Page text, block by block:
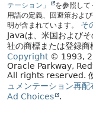
テーション」
を参照して
用語の定義、回避策およ
明が含まれています。
そ
Javaは、米国および
社の商標または登録商
Copyright© 1993,
Oracle Parkway,
All rights reserved.
ュメンテーション再配
Ad Choices
.